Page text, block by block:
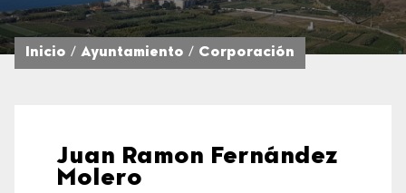
Inicio Ayuntamiento Corporación
Juan Ramon Fernández
Molero